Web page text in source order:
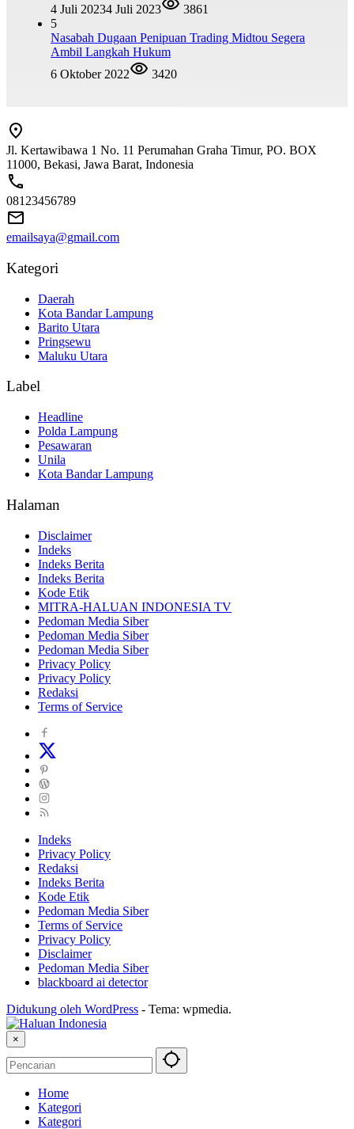
4 Juli 20234 Juli 2023
3861
5
Nasabah Dugaan Penipuan Trading Midtou Segera
Ambil Langkah Hukum
6 Oktober 2022
3420
Jl. Kertawibawa 1 No. 11 Perumahan Graha Timur, PO. BOX
11000, Bekasi, Jawa Barat, Indonesia
08123456789
emailsaya@gmail.com
Kategori
Daerah
Kota Bandar Lampung
Barito Utara
Pringsewu
Maluku Utara
Label
Headline
Polda Lampung
Pesawaran
Unila
Kota Bandar Lampung
Halaman
Disclaimer
Indeks
Indeks Berita
Indeks Berita
Kode Etik
MITRA-HALUAN INDONESIA TV
Pedoman Media Siber
Pedoman Media Siber
Pedoman Media Siber
Privacy Policy
Privacy Policy
Redaksi
Terms of Service
Indeks
Privacy Policy
Redaksi
Indeks Berita
Kode Etik
Pedoman Media Siber
Terms of Service
Privacy Policy
Disclaimer
Pedoman Media Siber
blackboard ai detector
Didukung oleh WordPress - Tema: wpmedia.
×
Home
Kategori
Kategori